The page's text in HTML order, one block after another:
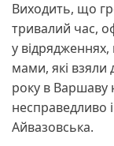
Виходить, що
тривалий час,
у
мами, які взяли
року в Варшаву
несправедливо
Айвазовська.